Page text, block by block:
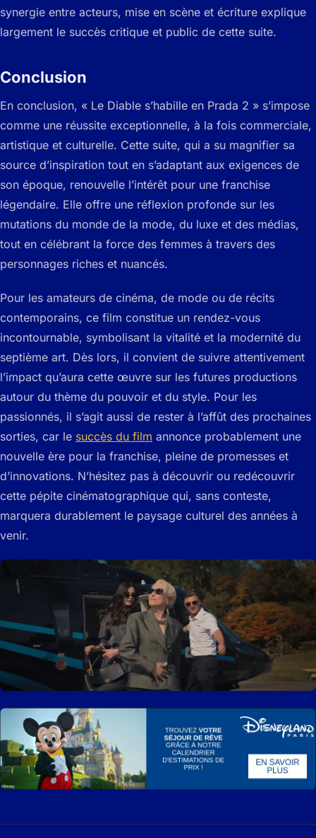
synergie entre acteurs, mise en scène et écriture explique
largement le succès critique et public de cette suite.
Conclusion
En conclusion, « Le Diable s’habille en Prada 2 » s’impose
comme une réussite exceptionnelle, à la fois commerciale,
artistique et culturelle. Cette suite, qui a su magnifier sa
source d’inspiration tout en s’adaptant aux exigences de
son époque, renouvelle l’intérêt pour une franchise
légendaire. Elle offre une réflexion profonde sur les
mutations du monde de la mode, du luxe et des médias,
tout en célébrant la force des femmes à travers des
personnages riches et nuancés.
Pour les amateurs de cinéma, de mode ou de récits
contemporains, ce film constitue un rendez-vous
incontournable, symbolisant la vitalité et la modernité du
septième art. Dès lors, il convient de suivre attentivement
l’impact qu’aura cette œuvre sur les futures productions
autour du thème du pouvoir et du style. Pour les
passionnés, il s’agit aussi de rester à l’affût des prochaines
sorties, car le succès du film annonce probablement une
nouvelle ère pour la franchise, pleine de promesses et
d’innovations. N’hésitez pas à découvrir ou redécouvrir
cette pépite cinématographique qui, sans conteste,
marquera durablement le paysage culturel des années à
venir.